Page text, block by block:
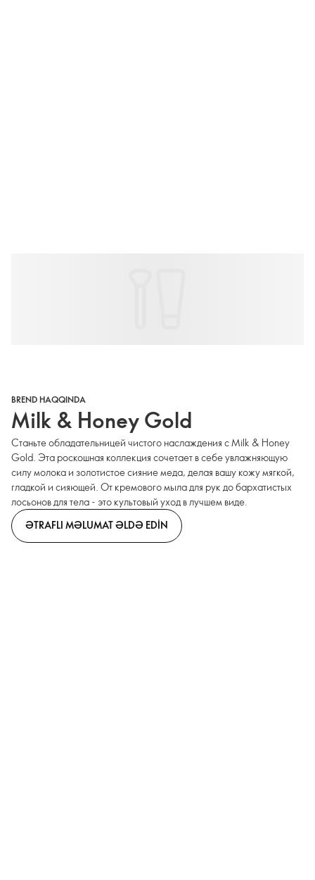
BREND HAQQINDA
Milk & Honey Gold
Станьте обладательницей чистого наслаждения с Milk & Honey
Gold. Эта роскошная коллекция сочетает в себе увлажняющую
силу молока и золотистое сияние меда, делая вашу кожу мягкой,
гладкой и сияющей. От кремового мыла для рук до бархатистых
лосьонов для тела - это культовый уход в лучшем виде.
ƏTRAFLI MƏLUMAT ƏLDƏ EDIN